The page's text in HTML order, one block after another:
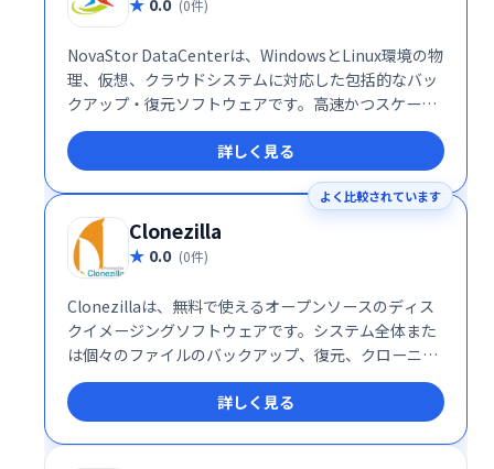
(0件)
NovaStor DataCenterは、WindowsとLinux環境の物
理、仮想、クラウドシステムに対応した包括的なバッ
クアップ・復元ソフトウェアです。高速かつスケーラ
ブルなローカルおよびオフサイトのデータバックアッ
プソリューションを提供し、物理サーバーと仮想サー
バーの両方で利用可能です。中央管理による一元管理
で、多様なITインフラストラクチャを効率的に保護し
ます。
詳しく見る
よく比較されています
Clonezilla
0.0 (0件)
Clonezillaは、無料で使えるオープンソースのディス
クイメージングソフトウェアです。システム全体また
は個々のファイルのバックアップ、復元、クローニン
グを簡単に行えます。マルチキャスト機能により、多
数のPCへの効率的な展開も可能です。異なるディスク
サイズへのクローン作成やブートローダー修復にも対
応し、データ損失リスクの軽減とシステム移行の容易
詳しく見る